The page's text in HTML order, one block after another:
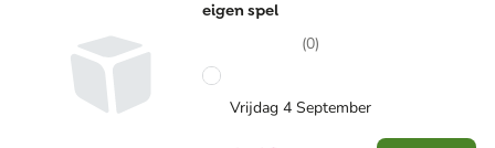
eigen spel
(0)
Vrijdag 4 September